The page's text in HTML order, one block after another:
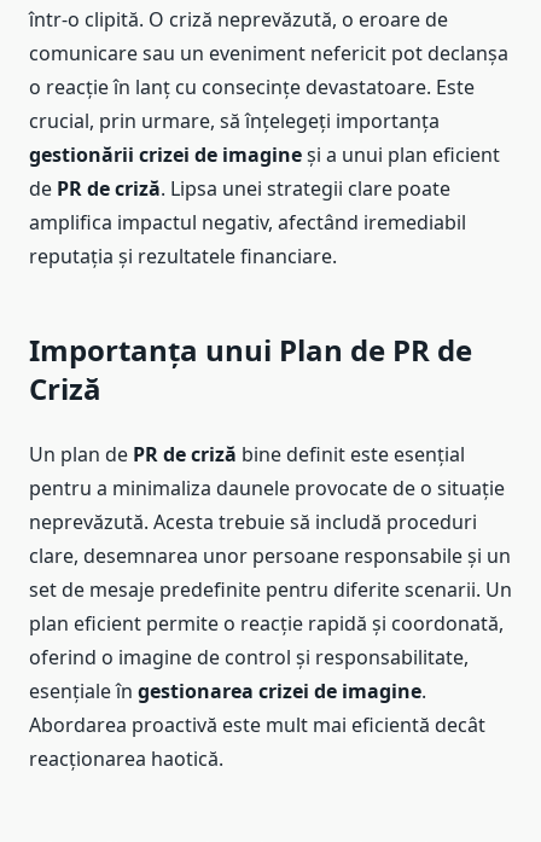
într-o clipită. O criză neprevăzută, o eroare de
comunicare sau un eveniment nefericit pot declanșa
o reacție în lanț cu consecințe devastatoare. Este
crucial, prin urmare, să înțelegeți importanța
gestionării crizei de imagineși a unui plan eficient
de PR de criză. Lipsa unei strategii clare poate
amplifica impactul negativ, afectând iremediabil
reputația și rezultatele financiare.
Importanța unui Plan de PR de
Criză
Un plan de PR de criză bine definit este esențial
pentru a minimaliza daunele provocate de o situație
neprevăzută. Acesta trebuie să includă proceduri
clare, desemnarea unor persoane responsabile și un
set de mesaje predefinite pentru diferite scenarii. Un
plan eficient permite o reacție rapidă și coordonată,
oferind o imagine de control și responsabilitate,
esențiale în gestionarea crizei de imagine.
Abordarea proactivă este mult mai eficientă decât
reacționarea haotică.